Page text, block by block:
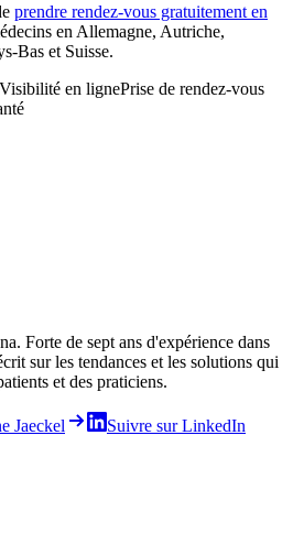
prendre rendez-vous gratuitement en
en Allemagne, Autriche,
Bas et Suisse.
Visibilité en lignePrise de rendez-vous
Forte de sept ans d'expérience dans
sur les tendances et les solutions qui
et des praticiens.
Jaeckel
Suivre sur LinkedIn